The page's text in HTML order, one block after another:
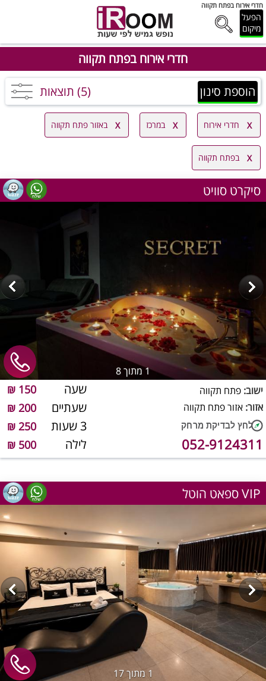
חדרי אירוח בפתח תקווה
הפעל
מיקום
חדרי אירוח בפתח תקווה
הוספת סינון (5) תוצאות
חדרי אירוח במרכז באזור פתח תקווה
בפתח תקווה
סיקרט סוויט
1מתוך 8
שעה 150 ₪
שעתיים 200 ₪
3 שעות 250 ₪
לילה 500 ₪
ישוב: פתח תקווה
אזור: אזור פתח תקווה
052-9124311
ספאט הוטל VIP
1 מתוך 17